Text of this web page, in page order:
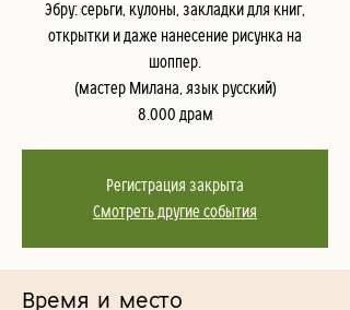
Эбру: серьги, кулоны, закладки для книг,
открытки и даже нанесение рисунка на
шоппер.
(мастер Милана, язык русский)
8.000 драм
Регистрация закрыта
Смотреть другие события
Время и место